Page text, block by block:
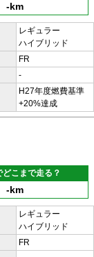
-km
レギュラー
ハイブリッド
FR
-
H27年度燃費基準
+20%達成
どこまで走る？
-km
レギュラー
ハイブリッド
FR